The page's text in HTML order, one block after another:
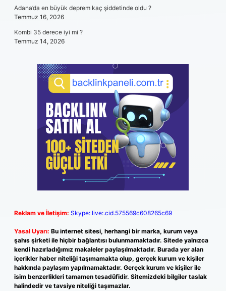
Adana’da en büyük deprem kaç şiddetinde oldu ?
Temmuz 16, 2026
Kombi 35 derece iyi mi ?
Temmuz 14, 2026
Reklam ve İletişim: Skype: live:.cid.575569c608265c69
Yasal Uyarı: Bu internet sitesi, herhangi bir marka, kurum veya
şahıs şirketi ile hiçbir bağlantısı bulunmamaktadır. Sitede yalnızca
kendi hazırladığımız makaleler paylaşılmaktadır. Burada yer alan
içerikler haber niteliği taşımamakta olup, gerçek kurum ve kişiler
hakkında paylaşım yapılmamaktadır. Gerçek kurum ve kişiler ile
isim benzerlikleri tamamen tesadüfidir. Sitemizdeki bilgiler taslak
halindedir ve tavsiye niteliği taşımazlar.